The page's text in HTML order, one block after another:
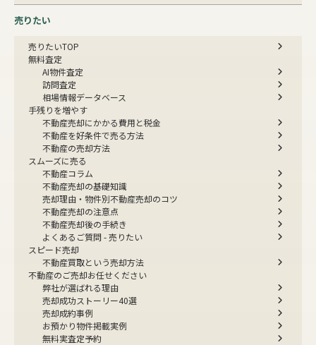
売りたい
売りたいTOP
無料査定
AI物件査定
訪問査定
相場情報データベース
手残りを増やす
不動産売却にかかる費用と税金
不動産を好条件で売る方法
不動産の売却方法
スムーズに売る
不動産コラム
不動産売却の基礎知識
売却理由・物件別不動産売却のコツ
不動産売却の注意点
不動産売却後の手続き
よくあるご質問 - 売りたい
スピード売却
不動産買取という売却方法
不動産のご売却お任せください
弊社が選ばれる理由
売却成功ストーリー40選
売却成約事例
お預かり物件掲載実例
無料実査定予約